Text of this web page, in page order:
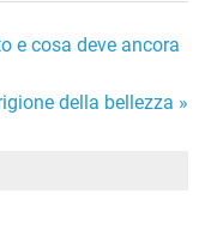
e cosa deve ancora
della bellezza »